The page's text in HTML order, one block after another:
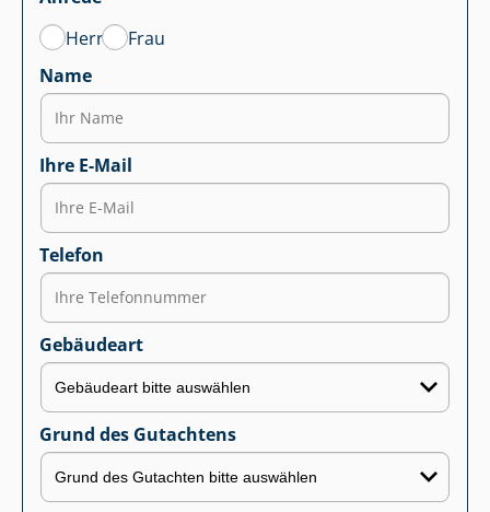
Herr
Frau
Name
Ihre E-Mail
Telefon
Gebäudeart
Grund des Gutachtens